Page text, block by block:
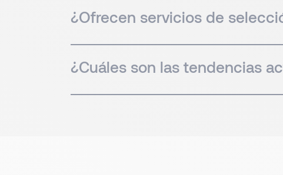
¿Ofrecen servicios de
¿Cuáles son las tendencias